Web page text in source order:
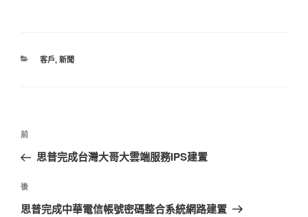
分
客戶, 新聞
文
導
覽
上
一
文
章
前
思普完成台灣大哥大雲端服務IPS建置
下
篇
後
思普完成中華電信帳號密碼整合系統網路建置